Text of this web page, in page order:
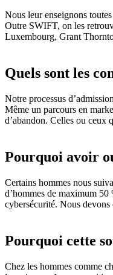
Nous leur enseignons
Outre SWIFT, on les
Luxembourg, Grant
Quels sont les
Notre processus
Même un parcours en
d’abandon. Celles ou ceux
Pourquoi avoir
Certains hommes nous
d’hommes de maximum
cybersécurité. Nous devons
Pourquoi cette
Chez les hommes comme